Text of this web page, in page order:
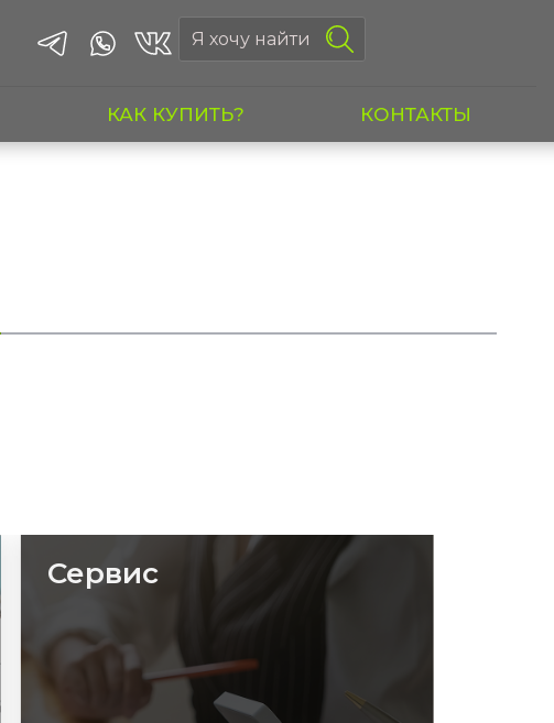
КАК КУПИТЬ? КОНТАКТЫ
Сервис